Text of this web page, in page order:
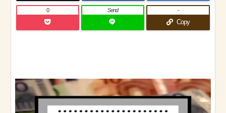
0 Send
Copy
-